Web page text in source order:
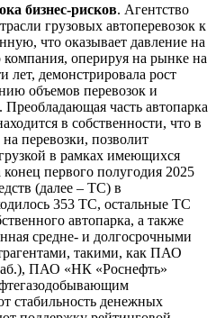
бизнес-рисков. Агентство
грузовых автоперевозок к
что оказывает давление на
оперируя на рынке на
лет, демонстрировала рост
объемов перевозок и
часть автопарка
в собственности, что в
перевозки, позволит
в рамках имеющихся
первого полугодия 2025
(далее – ТС) в
353 ТС, остальные ТС
автопарка, а также
средне- и долгосрочными
такими, как ПАО
ПАО «НК «Роснефть»
стабильность денежных